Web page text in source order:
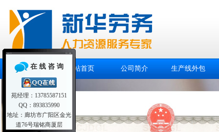
网站首页 公司简介 生产线外包
在 线 咨 询
苑经理：13785587151
QQ：893835990
地址：廊坊市广阳区金光
道76号瑞铭商厦层